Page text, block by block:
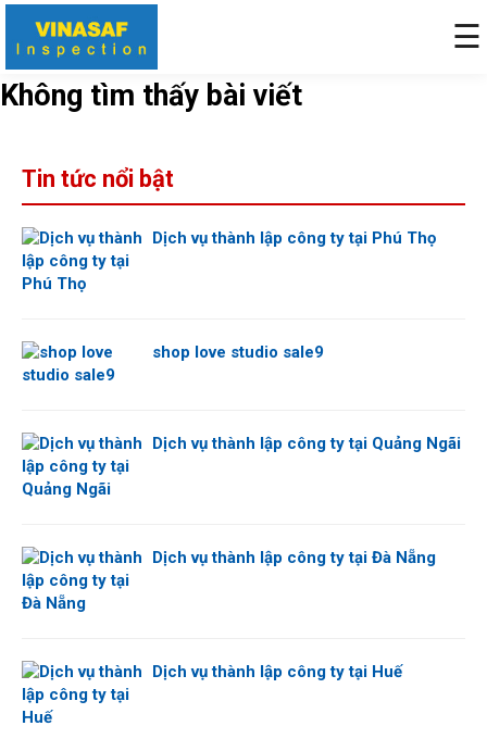
☰
Không tìm thấy bài viết
Tin tức nổi bật
Dịch vụ thành lập công ty tại Phú Thọ
shop love studio sale9
Dịch vụ thành lập công ty tại Quảng Ngãi
Dịch vụ thành lập công ty tại Đà Nẵng
Dịch vụ thành lập công ty tại Huế